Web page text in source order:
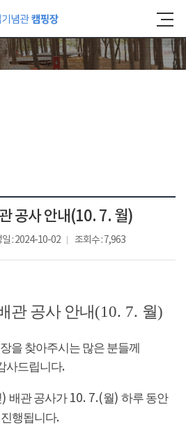
공사 안내(10. 7. 월)
일 : 2024-10-02 조회수 : 7,963
관 공사 안내 (10. 7. 월)
을 찾아주시는 많은 분들께
사드립니다.
) 배관 공사가 10. 7.(월) 하루 동안
진행됩니다.